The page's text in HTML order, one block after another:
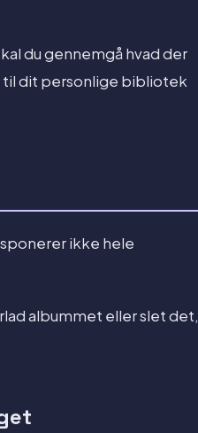
du gennemgå hvad der
til dit personlige bibliotek
ikke hele
albummet eller slet det,